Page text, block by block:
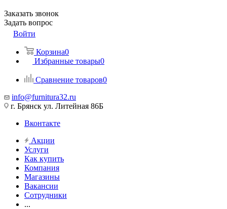
Заказать звонок
Задать вопрос
Войти
Корзина0
Избранные товары0
Сравнение товаров0
info@furnitura32.ru
г. Брянск ул. Литейная 86Б
Вконтакте
Акции
Услуги
Как купить
Компания
Магазины
Вакансии
Сотрудники
...